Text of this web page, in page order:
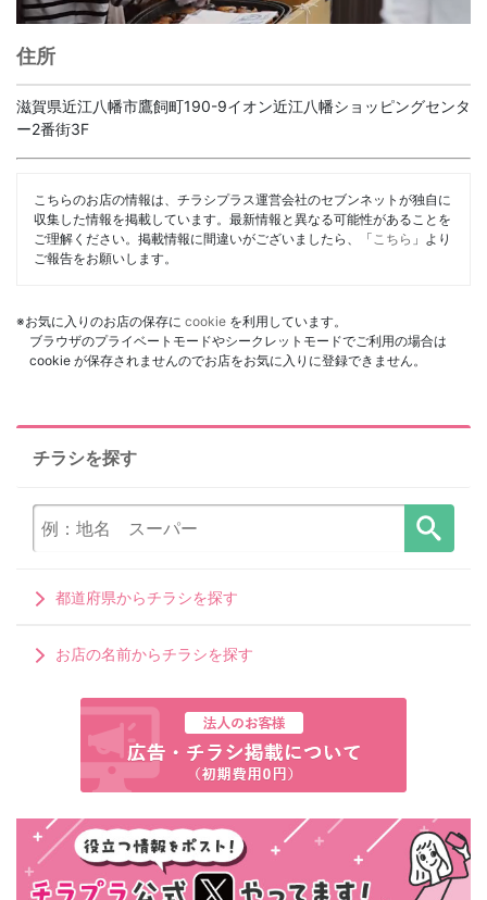
住所
滋賀県近江八幡市鷹飼町190-9イオン近江八幡ショッピングセンタ
ー2番街3F
こちらのお店の情報は、チラシプラス運営会社のセブンネットが独自に
収集した情報を掲載しています。最新情報と異なる可能性があることを
ご理解ください。掲載情報に間違いがございましたら、「 こちら 」より
ご報告をお願いします。
※お気に入りのお店の保存に cookie を利用しています。
ブラウザのプライベートモードやシークレットモードでご利用の場合は
cookie が保存されませんのでお店をお気に入りに登録できません。
チラシを探す
都道府県からチラシを探す
お店の名前からチラシを探す